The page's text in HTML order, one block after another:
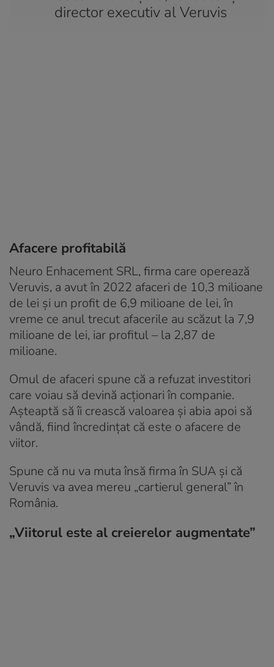
director executiv al Veruvis
Afacere profitabilă
Neuro Enhacement SRL, firma care operează
Veruvis, a avut în 2022 afaceri de 10,3 milioane
de lei și un profit de 6,9 milioane de lei, în
vreme ce anul trecut afacerile au scăzut la 7,9
milioane de lei, iar profitul – la 2,87 de
milioane.
Omul de afaceri spune că a refuzat investitori
care voiau să devină acționari în companie.
Așteaptă să îi crească valoarea și abia apoi să
vândă, fiind încredințat că este o afacere de
viitor.
Spune că nu va muta însă firma în SUA și că
Veruvis va avea mereu „cartierul general” în
România.
„Viitorul este al creierelor augmentate”